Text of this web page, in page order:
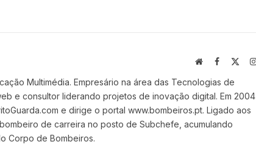
WebsiteFacebook
Multimédia. Empresário na área das Tecnologias de
e consultor liderando projetos de inovação digital. Em 2004
e dirige o portal www.bombeiros.pt. Ligado aos
de carreira no posto de Subchefe, acumulando
Corpo de Bombeiros.